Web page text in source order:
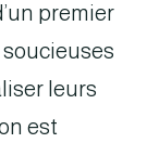
premier
leurs
est